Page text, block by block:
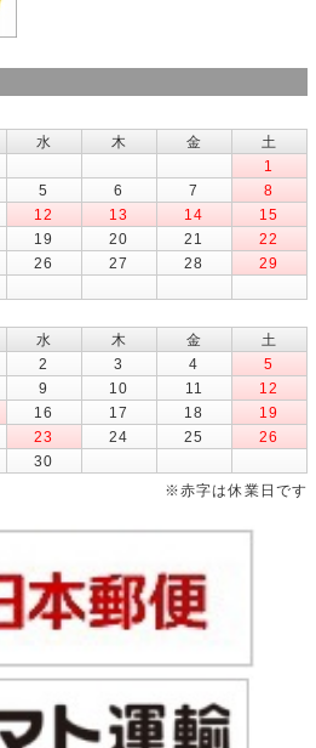
水 木 金
土
1
5 6 7
8
12 13 14
15
19 20 21
22
26 27 28
29
水 木 金
土
2 3 4
5
9 10 11
12
16 17 18
19
23 24 25
26
30
※赤字は休業日です